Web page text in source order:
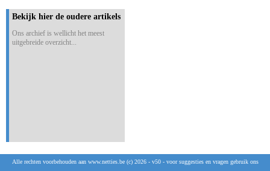
Bekijk hier de oudere artikels
Ons archief is wellicht het meest
uitgebreide overzicht...
Alle rechten voorbehouden aan www.netties.be (c) 2026 - v50 - voor suggesties en vragen gebruik ons